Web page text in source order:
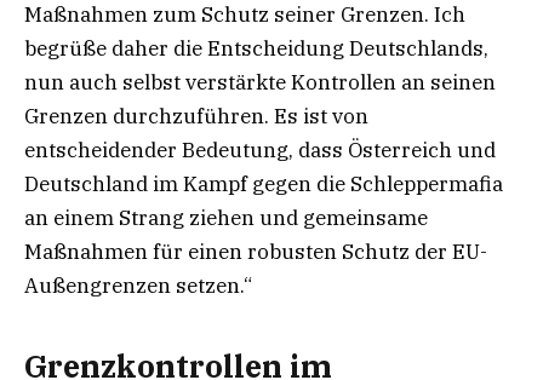
Maßnahmen zum Schutz seiner Grenzen. Ich
begrüße daher die Entscheidung Deutschlands,
nun auch selbst verstärkte Kontrollen an seinen
Grenzen durchzuführen. Es ist von
entscheidender Bedeutung, dass Österreich und
Deutschland im Kampf gegen die Schleppermafia
an einem Strang ziehen und gemeinsame
Maßnahmen für einen robusten Schutz der EU-
Außengrenzen setzen.“
Grenzkontrollen im